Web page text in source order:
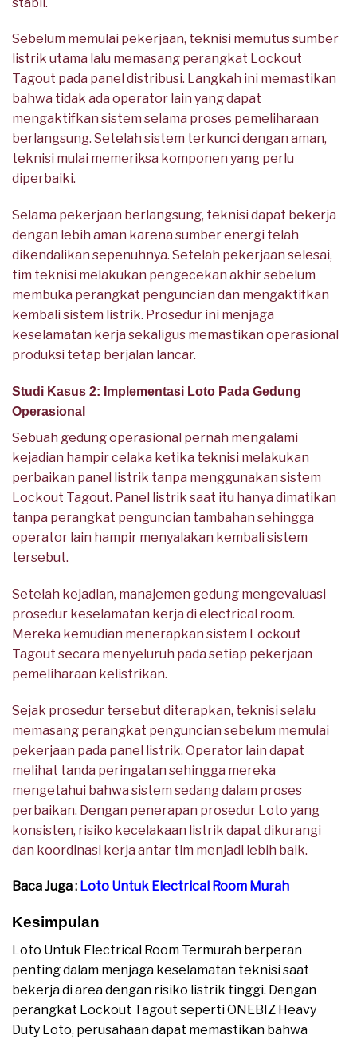
Sebelum memulai pekerjaan, teknisi memutus sumber
listrik utama lalu memasang perangkat Lockout
Tagout pada panel distribusi. Langkah ini memastikan
bahwa tidak ada operator lain yang dapat
mengaktifkan sistem selama proses pemeliharaan
berlangsung. Setelah sistem terkunci dengan aman,
teknisi mulai memeriksa komponen yang perlu
diperbaiki.
Selama pekerjaan berlangsung, teknisi dapat bekerja
dengan lebih aman karena sumber energi telah
dikendalikan sepenuhnya. Setelah pekerjaan selesai,
tim teknisi melakukan pengecekan akhir sebelum
membuka perangkat penguncian dan mengaktifkan
kembali sistem listrik. Prosedur ini menjaga
keselamatan kerja sekaligus memastikan operasional
produksi tetap berjalan lancar.
Studi Kasus 2: Implementasi Loto Pada Gedung
Operasional
Sebuah gedung operasional pernah mengalami
kejadian hampir celaka ketika teknisi melakukan
perbaikan panel listrik tanpa menggunakan sistem
Lockout Tagout. Panel listrik saat itu hanya dimatikan
tanpa perangkat penguncian tambahan sehingga
operator lain hampir menyalakan kembali sistem
tersebut.
Setelah kejadian, manajemen gedung mengevaluasi
prosedur keselamatan kerja di electrical room.
Mereka kemudian menerapkan sistem Lockout
Tagout secara menyeluruh pada setiap pekerjaan
pemeliharaan kelistrikan.
Sejak prosedur tersebut diterapkan, teknisi selalu
memasang perangkat penguncian sebelum memulai
pekerjaan pada panel listrik. Operator lain dapat
melihat tanda peringatan sehingga mereka
mengetahui bahwa sistem sedang dalam proses
perbaikan. Dengan penerapan prosedur Loto yang
konsisten, risiko kecelakaan listrik dapat dikurangi
dan koordinasi kerja antar tim menjadi lebih baik.
Baca Juga : Loto Untuk Electrical Room Murah
Kesimpulan
Loto Untuk Electrical Room Termurah berperan
penting dalam menjaga keselamatan teknisi saat
bekerja di area dengan risiko listrik tinggi. Dengan
perangkat Lockout Tagout seperti ONEBIZ Heavy
Duty Loto, perusahaan dapat memastikan bahwa